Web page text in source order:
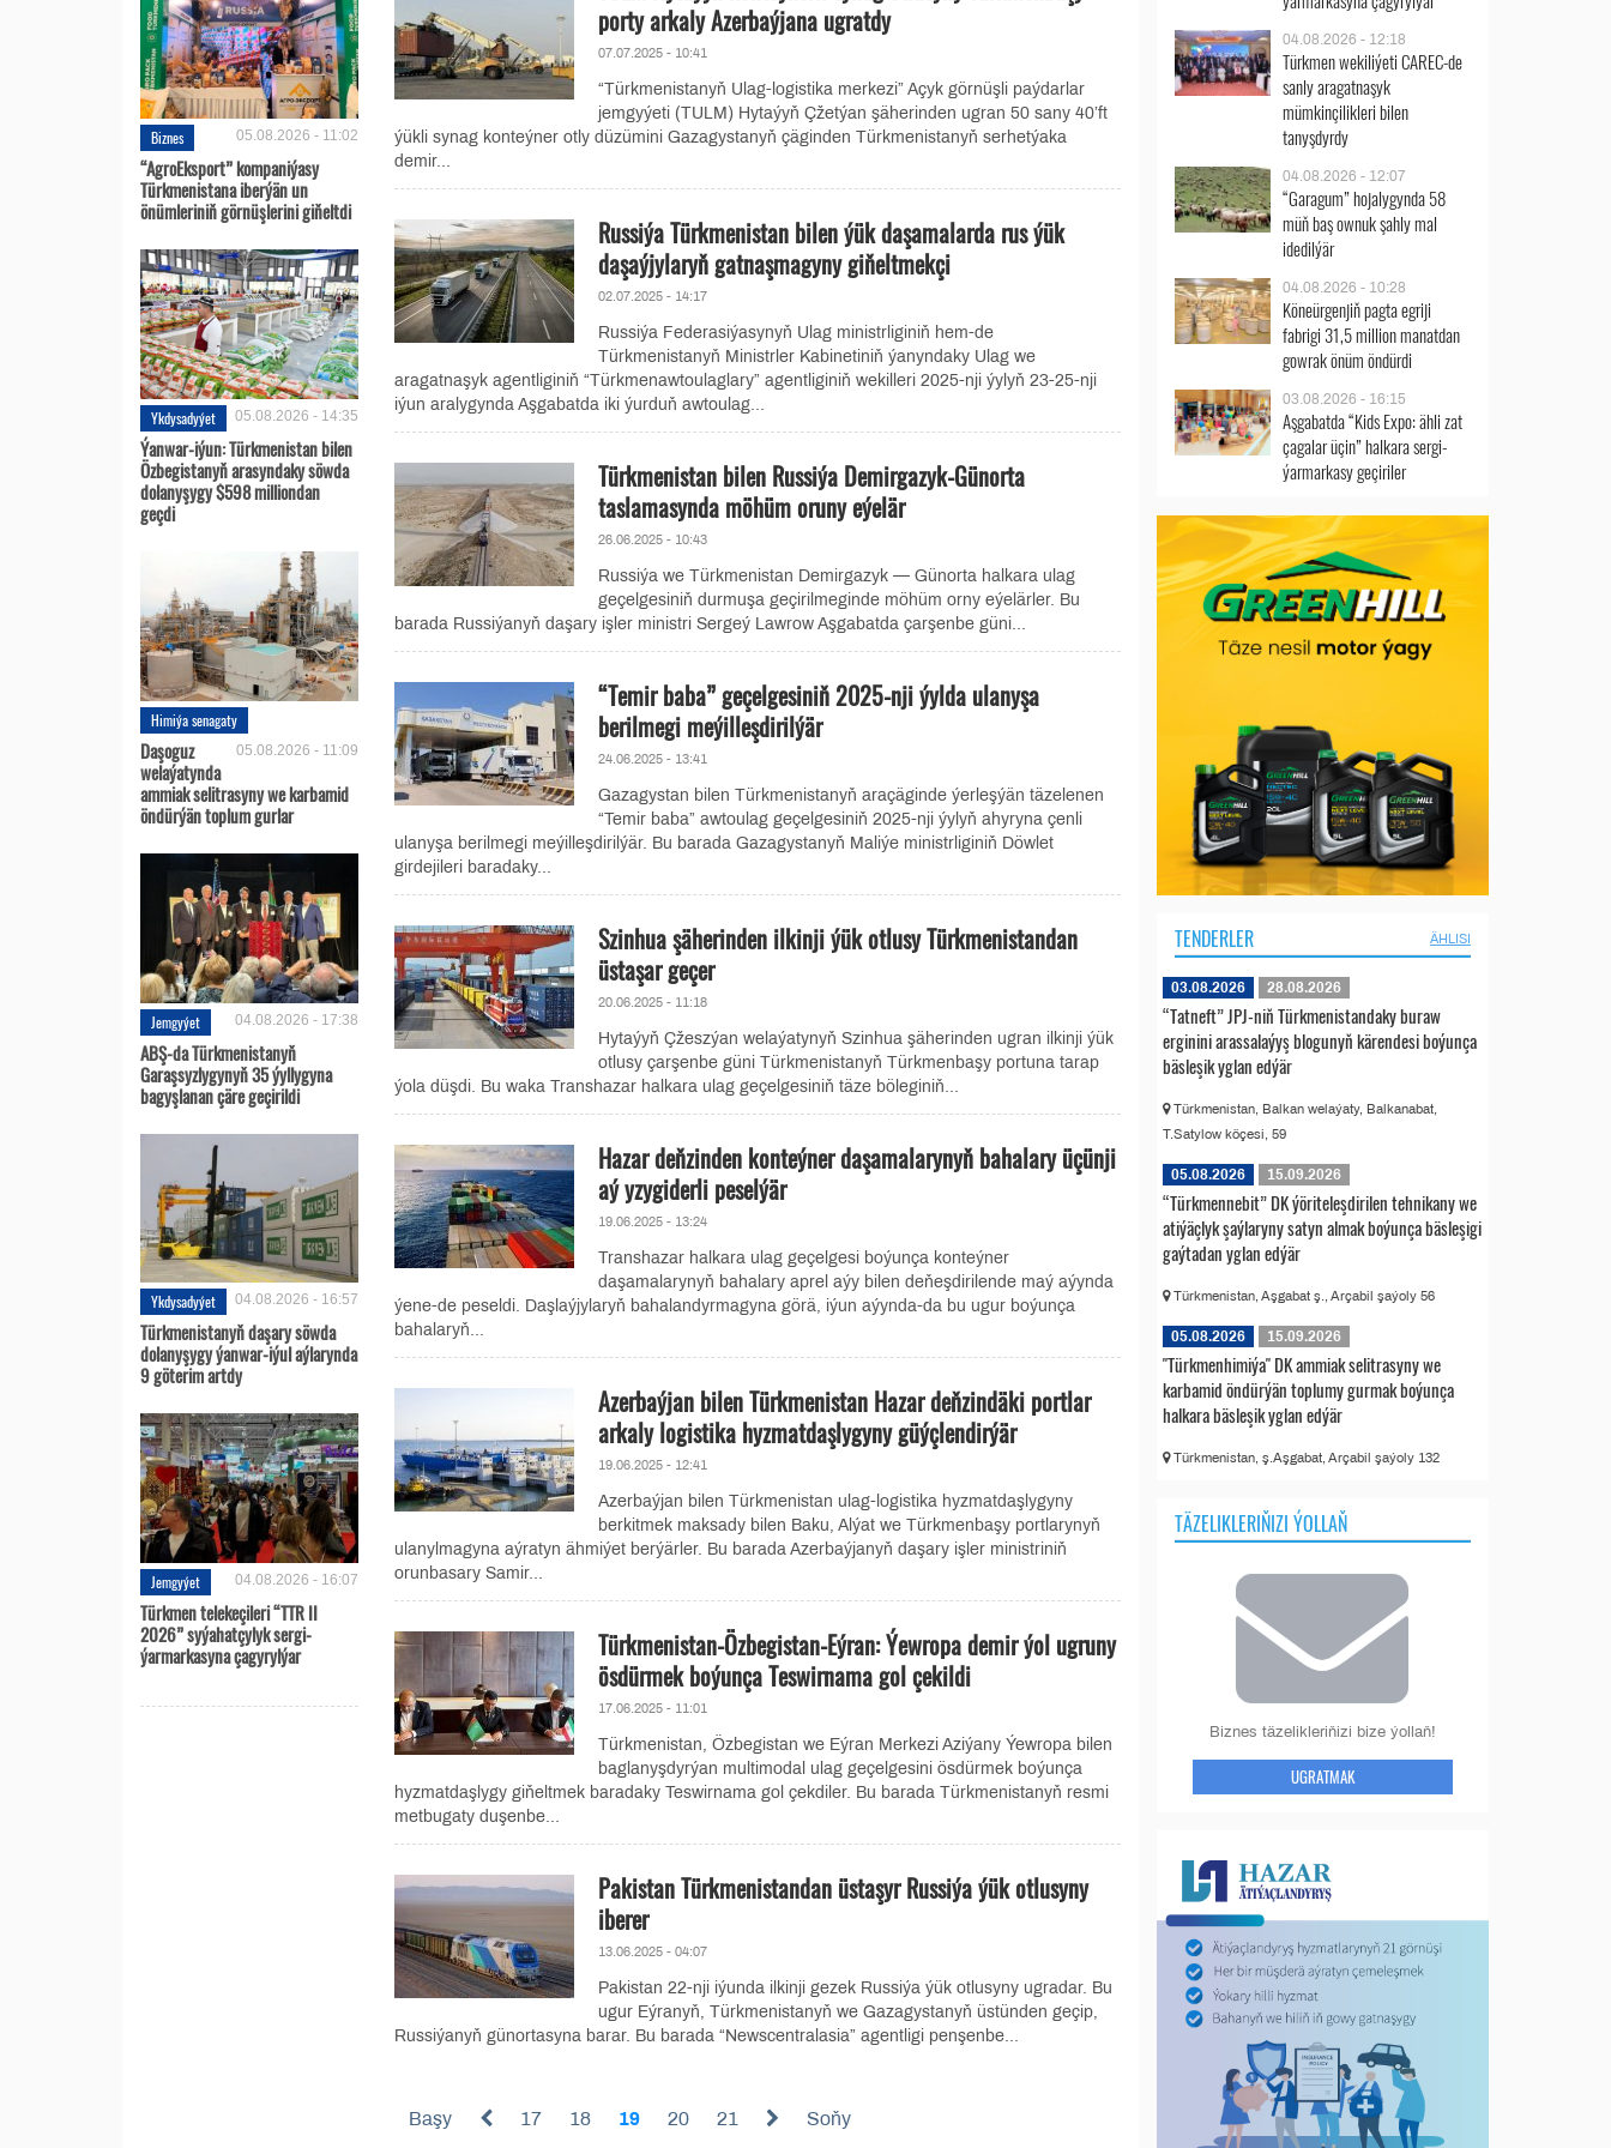
Biznes 05.08.2026 - 11:02
“AgroEksport” kompaniýasy
Türkmenistana iberýän un
önümleriniň görnüşlerini giňeltdi
Ykdysadyýet 05.08.2026 - 14:35
Ýanwar-iýun: Türkmenistan bilen
Özbegistanyň arasyndaky söwda
dolanyşygy $598 milliondan
geçdi
Himiýa senagaty
05.08.2026 - 11:09
Daşoguz
welaýatynda
ammiak selitrasyny we karbamid
öndürýän toplum gurlar
Jemgyýet 04.08.2026 - 17:38
ABŞ-da Türkmenistanyň
Garaşsyzlygynyň 35 ýyllygyna
bagyşlanan çäre geçirildi
Ykdysadyýet 04.08.2026 - 16:57
Türkmenistanyň daşary söwda
dolanyşygy ýanwar-iýul aýlarynda
9 göterim artdy
Jemgyýet 04.08.2026 - 16:07
Türkmen telekeçileri “TTR II
2026” syýahatçylyk sergi-
ýarmarkasyna çagyrylýar
porty arkaly Azerbaýjana ugratdy
07.07.2025 - 10:41
“Türkmenistanyň Ulag-logistika merkezi” Açyk görnüşli paýdarlar
jemgyýeti (TULM) Hytaýyň Çžetýan şäherinden ugran 50 sany 40’ft
ýükli synag konteýner otly düzümini Gazagystanyň çäginden Türkmenistanyň serhetýaka
demir...
Russiýa Türkmenistan bilen ýük daşamalarda rus ýük
daşaýjylaryň gatnaşmagyny giňeltmekçi
02.07.2025 - 14:17
Russiýa Federasiýasynyň Ulag ministrliginiň hem-de
Türkmenistanyň Ministrler Kabinetiniň ýanyndaky Ulag we
aragatnaşyk agentliginiň “Türkmenawtoulaglary” agentliginiň wekilleri 2025-nji ýylyň 23-25-nji
iýun aralygynda Aşgabatda iki ýurduň awtoulag...
Türkmenistan bilen Russiýa Demirgazyk-Günorta
taslamasynda möhüm oruny eýelär
26.06.2025 - 10:43
Russiýa we Türkmenistan Demirgazyk — Günorta halkara ulag
geçelgesiniň durmuşa geçirilmeginde möhüm orny eýelärler. Bu
barada Russiýanyň daşary işler ministri Sergeý Lawrow Aşgabatda çarşenbe güni...
“Temir baba” geçelgesiniň 2025-nji ýylda ulanyşa
berilmegi meýilleşdirilýär
24.06.2025 - 13:41
Gazagystan bilen Türkmenistanyň araçäginde ýerleşýän täzelenen
“Temir baba” awtoulag geçelgesiniň 2025-nji ýylyň ahyryna çenli
ulanyşa berilmegi meýilleşdirilýär. Bu barada Gazagystanyň Maliýe ministrliginiň Döwlet
girdejileri baradaky...
Szinhua şäherinden ilkinji ýük otlusy Türkmenistandan
üstaşar geçer
20.06.2025 - 11:18
Hytaýyň Çžeszýan welaýatynyň Szinhua şäherinden ugran ilkinji ýük
otlusy çarşenbe güni Türkmenistanyň Türkmenbaşy portuna tarap
ýola düşdi. Bu waka Transhazar halkara ulag geçelgesiniň täze böleginiň...
Hazar deňzinden konteýner daşamalarynyň bahalary üçünji
aý yzygiderli peselýär
19.06.2025 - 13:24
Transhazar halkara ulag geçelgesi boýunça konteýner
daşamalarynyň bahalary aprel aýy bilen deňeşdirilende maý aýynda
ýene-de peseldi. Daşlaýjylaryň bahalandyrmagyna görä, iýun aýynda-da bu ugur boýunça
bahalaryň...
Azerbaýjan bilen Türkmenistan Hazar deňzindäki portlar
arkaly logistika hyzmatdaşlygyny güýçlendirýär
19.06.2025 - 12:41
Azerbaýjan bilen Türkmenistan ulag-logistika hyzmatdaşlygyny
berkitmek maksady bilen Baku, Alýat we Türkmenbaşy portlarynyň
ulanylmagyna aýratyn ähmiýet berýärler. Bu barada Azerbaýjanyň daşary işler ministriniň
orunbasary Samir...
Türkmenistan-Özbegistan-Eýran: Ýewropa demir ýol ugruny
ösdürmek boýunça Teswirnama gol çekildi
17.06.2025 - 11:01
Türkmenistan, Özbegistan we Eýran Merkezi Aziýany Ýewropa bilen
baglanyşdyrýan multimodal ulag geçelgesini ösdürmek boýunça
hyzmatdaşlygy giňeltmek baradaky Teswirnama gol çekdiler. Bu barada Türkmenistanyň resmi
metbugaty duşenbe...
Pakistan Türkmenistandan üstaşyr Russiýa ýük otlusyny
iberer
13.06.2025 - 04:07
Pakistan 22-nji iýunda ilkinji gezek Russiýa ýük otlusyny ugradar. Bu
ugur Eýranyň, Türkmenistanyň we Gazagystanyň üstünden geçip,
Russiýanyň günortasyna barar. Bu barada “Newscentralasia” agentligi penşenbe...
Başy 17 18 19 20 21 Soňy
04.08.2026 - 12:18
Türkmen wekiliýeti CAREC-de
sanly aragatnaşyk
mümkinçilikleri bilen
tanyşdyrdy
04.08.2026 - 12:07
“Garagum” hojalygynda 58
müň baş ownuk şahly mal
idedilýär
04.08.2026 - 10:28
Köneürgenjiň pagta egriji
fabrigi 31,5 million manatdan
gowrak önüm öndürdi
03.08.2026 - 16:15
Aşgabatda “Kids Expo: ähli zat
çagalar üçin” halkara sergi-
ýarmarkasy geçiriler
TENDERLER ÄHLISI
03.08.2026 28.08.2026
“Tatneft” JPJ-niň Türkmenistandaky buraw
erginini arassalaýyş blogunyň kärendesi boýunça
bäsleşik yglan edýär
Türkmenistan, Balkan welaýaty, Balkanabat,
T.Satylow köçesi, 59
05.08.2026 15.09.2026
“Türkmennebit” DK ýöriteleşdirilen tehnikany we
atiýäçlyk şaýlaryny satyn almak boýunça bäsleşigi
gaýtadan yglan edýär
Türkmenistan, Aşgabat ş., Arçabil şaýoly 56
05.08.2026 15.09.2026
"Türkmenhimiýa" DK ammiak selitrasyny we
karbamid öndürýän toplumy gurmak boýunça
halkara bäsleşik yglan edýär
Türkmenistan, ş.Aşgabat, Arçabil şaýoly 132
TÄZELIKLERIŇIZI ÝOLLAŇ
Biznes täzelikleriňizi bize ýollaň!
UGRATMAK